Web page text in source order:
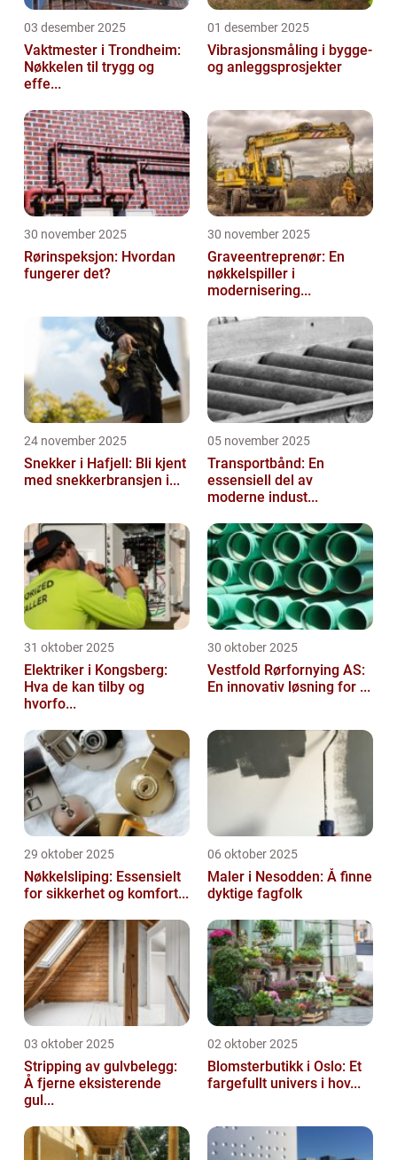
03 desember 2025
Vaktmester i Trondheim:
Nøkkelen til trygg og
effe...
01 desember 2025
Vibrasjonsmåling i bygge-
og anleggsprosjekter
30 november 2025
Rørinspeksjon: Hvordan
fungerer det?
30 november 2025
Graveentreprenør: En
nøkkelspiller i
modernisering...
24 november 2025
Snekker i Hafjell: Bli kjent
med snekkerbransjen i...
05 november 2025
Transportbånd: En
essensiell del av
moderne indust...
31 oktober 2025
Elektriker i Kongsberg:
Hva de kan tilby og
hvorfo...
30 oktober 2025
Vestfold Rørfornying AS:
En innovativ løsning for ...
29 oktober 2025
Nøkkelsliping: Essensielt
for sikkerhet og komfort...
06 oktober 2025
Maler i Nesodden: Å finne
dyktige fagfolk
03 oktober 2025
Stripping av gulvbelegg:
Å fjerne eksisterende
gul...
02 oktober 2025
Blomsterbutikk i Oslo: Et
fargefullt univers i hov...